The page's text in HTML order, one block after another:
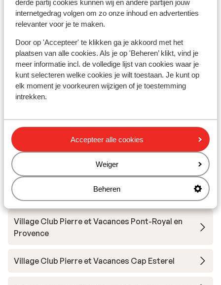
derde partij cookies kunnen wij en andere partijen jouw
internetgedrag volgen om zo onze inhoud en advertenties
relevanter voor je te maken.
Door op 'Accepteer' te klikken ga je akkoord met het
plaatsen van alle cookies. Als je op 'Beheren’ klikt, vind je
meer informatie incl. de volledige lijst van cookies waar je
kunt selecteren welke cookies je wilt toestaan. Je kunt op
elk moment je voorkeuren wijzigen of je toestemming
intrekken.
Accepteer alle cookies
Weiger
Beheren
woensdag geen glijbanen open zijn en ook
geen golven.
Bekijk op kaart
In de buurt
Afstand tot strand circa 3,0 kilometer
Centrum: 5 km
Winkels: 2 km
Ook interessant voor jou
Andere accommodaties in Côte d'Azur
Village Club Pierre et Vacances Pont-Royal en
Provence
Village Club Pierre et Vacances Cap Esterel